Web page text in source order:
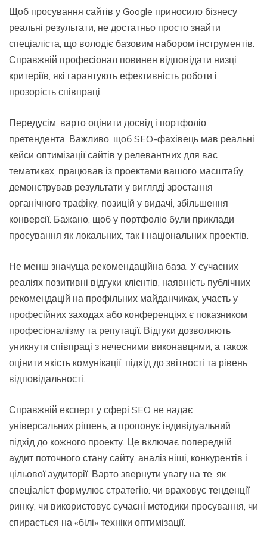
Щоб просування сайтів у Google приносило бізнесу
реальні результати, не достатньо просто знайти
спеціаліста, що володіє базовим набором інструментів.
Справжній професіонал повинен відповідати низці
критеріїв, які гарантують ефективність роботи і
прозорість співпраці.
Передусім, варто оцінити досвід і портфоліо
претендента. Важливо, щоб SEO-фахівець мав реальні
кейси оптимізації сайтів у релевантних для вас
тематиках, працював із проектами вашого масштабу,
демонстрував результати у вигляді зростання
органічного трафіку, позицій у видачі, збільшення
конверсії. Бажано, щоб у портфоліо були приклади
просування як локальних, так і національних проектів.
Не менш значуща рекомендаційна база. У сучасних
реаліях позитивні відгуки клієнтів, наявність публічних
рекомендацій на профільних майданчиках, участь у
професійних заходах або конференціях є показником
професіоналізму та репутації. Відгуки дозволяють
уникнути співпраці з нечесними виконавцями, а також
оцінити якість комунікації, підхід до звітності та рівень
відповідальності.
Справжній експерт у сфері SEO не надає
універсальних рішень, а пропонує індивідуальний
підхід до кожного проекту. Це включає попередній
аудит поточного стану сайту, аналіз ніші, конкурентів і
цільової аудиторії. Варто звернути увагу на те, як
спеціаліст формулює стратегію: чи враховує тенденції
ринку, чи використовує сучасні методики просування, чи
спирається на «білі» техніки оптимізації.